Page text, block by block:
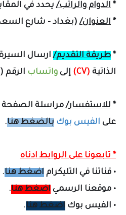
* الدوام والراتب/يحدد في
* العنوان/(بغداد - شارع
* طريقة التقديم/ارسال
الذاتية (CV) إلى واتساب الرقم (
* للاستفسار/مراسلة الصفحة
على الفيس بوك بالضغط هنا.
* تابعونا على الروابط ادناه
• قناتنا في التليكرام اضغط هنا.
• موقعنا الرسمي اضغط هنا.
• الفيس بوك اضغط هنا.